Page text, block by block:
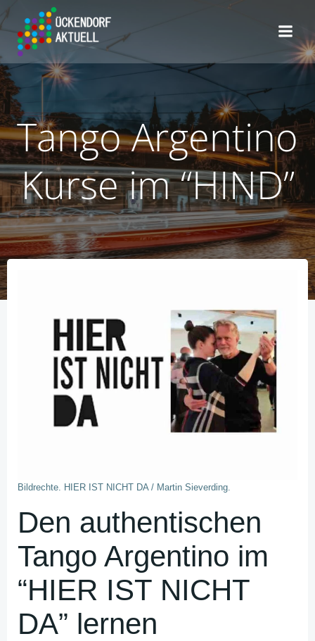
Tango Argentino
Kurse im “HIND”
Bildrechte. HIER IST NICHT DA / Martin Sieverding.
Den authentischen
Tango Argentino im
“HIER IST NICHT
DA” lernen